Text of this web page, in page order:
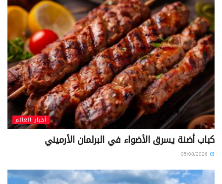
أخبار العالم
كباب أضنة يسرق الأضواء في البرلمان الأرميني